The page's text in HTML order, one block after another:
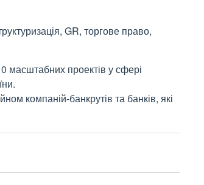
GR, торгове право,
масштабних проектів у сфері
компаній-банкрутів та банків, які